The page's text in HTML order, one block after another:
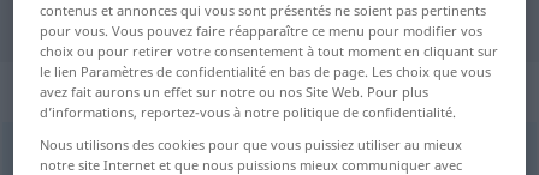
"unduldsam" - traduction Tchèque
„unduldsam“
unduldsam
contenus et annonces qui vous sont présentés ne soient pas pertinents
pour vous. Vous pouvez faire réapparaître ce menu pour modifier vos
choix ou pour retirer votre consentement à tout moment en cliquant sur
le lien Paramètres de confidentialité en bas de page. Les choix que vous
avez fait aurons un effet sur notre ou nos Site Web. Pour plus
d’informations, reportez-vous à notre politique de confidentialité.
Nous utilisons des cookies pour que vous puissiez utiliser au mieux
notre site Internet et que nous puissions mieux communiquer avec